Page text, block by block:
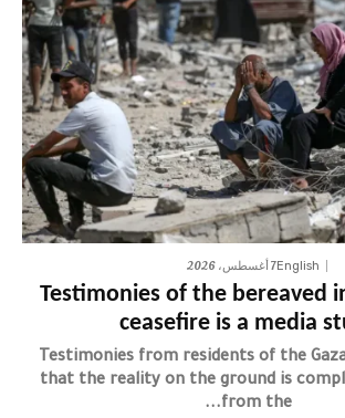
English7 أغسطس، 2026
Testimonies of the bereaved
ceasefire is a media
Testimonies from residents of the
that the reality on the ground is
from the...